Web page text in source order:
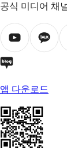
공식 미디어 채
앱 다운로드